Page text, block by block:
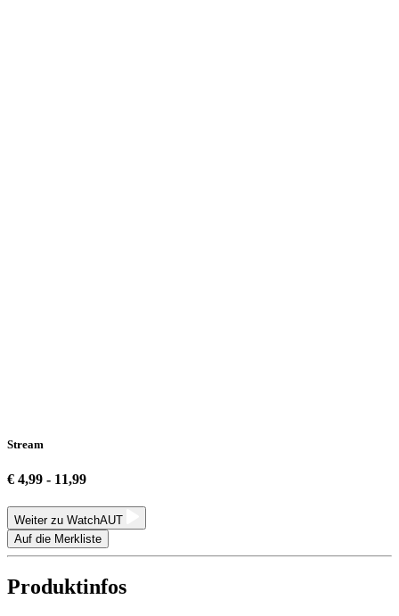
Stream
€ 4,99 - 11,99
Weiter zu WatchAUT
Auf die Merkliste
Produktinfos